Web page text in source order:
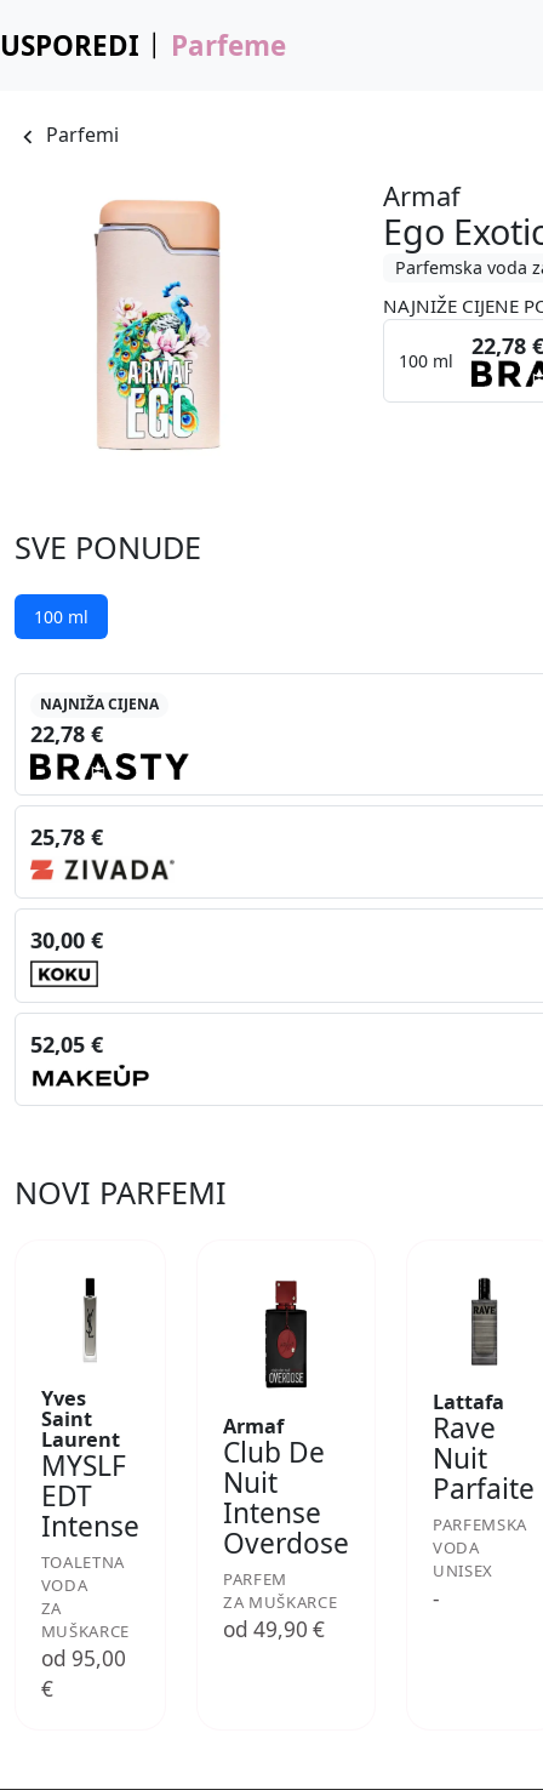
USPOREDI Parfeme
Parfemi
Armaf
Ego
Parfemska voda
NAJNIŽE CIJENE
100 ml
22,78
SVE PONUDE
100 ml
NAJNIŽA CIJENA
22,78 €
25,78 €
30,00 €
52,05 €
NOVI PARFEMI
Yves
Saint
Laurent
MYSLF
EDT
Intense
TOALETNA
VODA
ZA
MUŠKARCE
od 95,00
€
Armaf
Club De
Nuit
Intense
Overdose
PARFEM
ZA MUŠKARCE
od 49,90 €
Lattafa
Rave
Nuit
Parfaite
PARFEMSKA
VODA
UNISEX
-